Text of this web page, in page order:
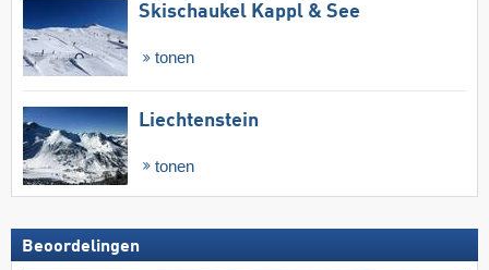
Skischaukel Kappl & See
tonen
Liechtenstein
tonen
Beoordelingen